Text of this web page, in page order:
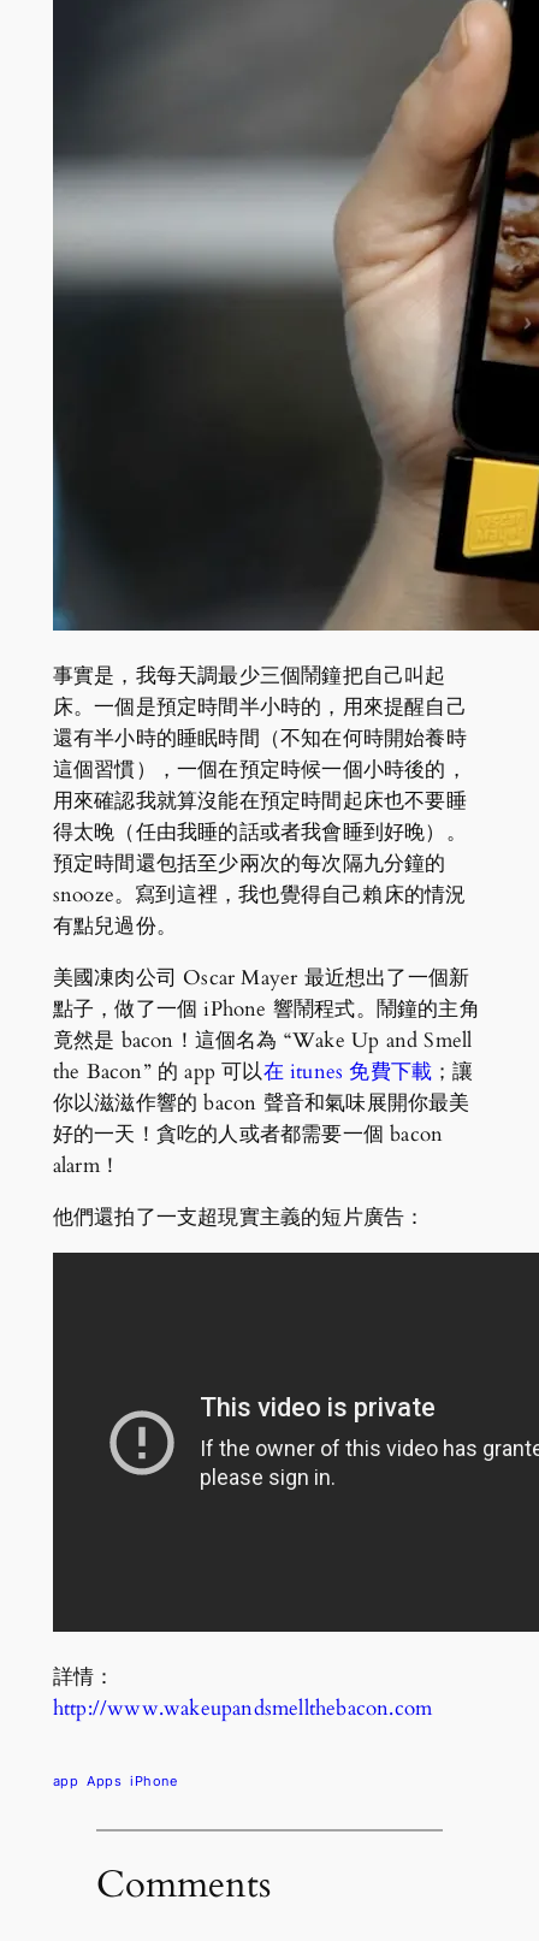
事實是，我每天調最少三個鬧鐘把自己叫起
床。一個是預定時間半小時的，用來提醒自己
還有半小時的睡眠時間（不知在何時開始養時
這個習慣），一個在預定時候一個小時後的，
用來確認我就算沒能在預定時間起床也不要睡
得太晚（任由我睡的話或者我會睡到好晚）。
預定時間還包括至少兩次的每次隔九分鐘的
snooze。寫到這裡，我也覺得自己賴床的情況
有點兒過份。
美國凍肉公司 Oscar Mayer 最近想出了一個新
點子，做了一個 iPhone 響鬧程式。鬧鐘的主角
竟然是 bacon！這個名為 “Wake Up and Smell
the Bacon” 的 app 可以在 itunes 免費下載 ；讓
你以滋滋作響的 bacon 聲音和氣味展開你最美
好的一天！貪吃的人或者都需要一個 bacon
alarm！
他們還拍了一支超現實主義的短片廣告：
詳情：
http://www.wakeupandsmellthebacon.com
app Apps iPhone
Comments